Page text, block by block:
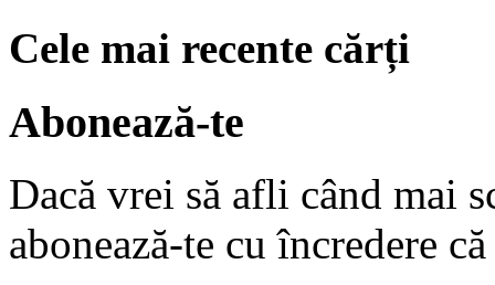
Cele mai recente cărți
Abonează-te
Dacă vrei să afli când mai
abonează-te cu încredere